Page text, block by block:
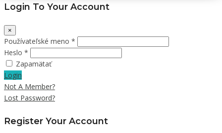
Login To Your Account
×
Používateľské meno *
Heslo *
Zapamätať
Login
Not A Member?
Lost Password?
Register Your Account